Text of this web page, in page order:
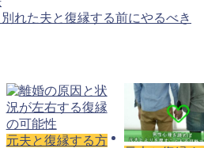
れた夫と復縁する前にやるべき
元夫と復縁する方